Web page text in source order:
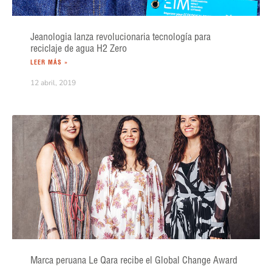
Jeanologia lanza revolucionaria tecnología para
reciclaje de agua H2 Zero
LEER MÁS »
12 abril, 2019
Marca peruana Le Qara recibe el Global Change Award